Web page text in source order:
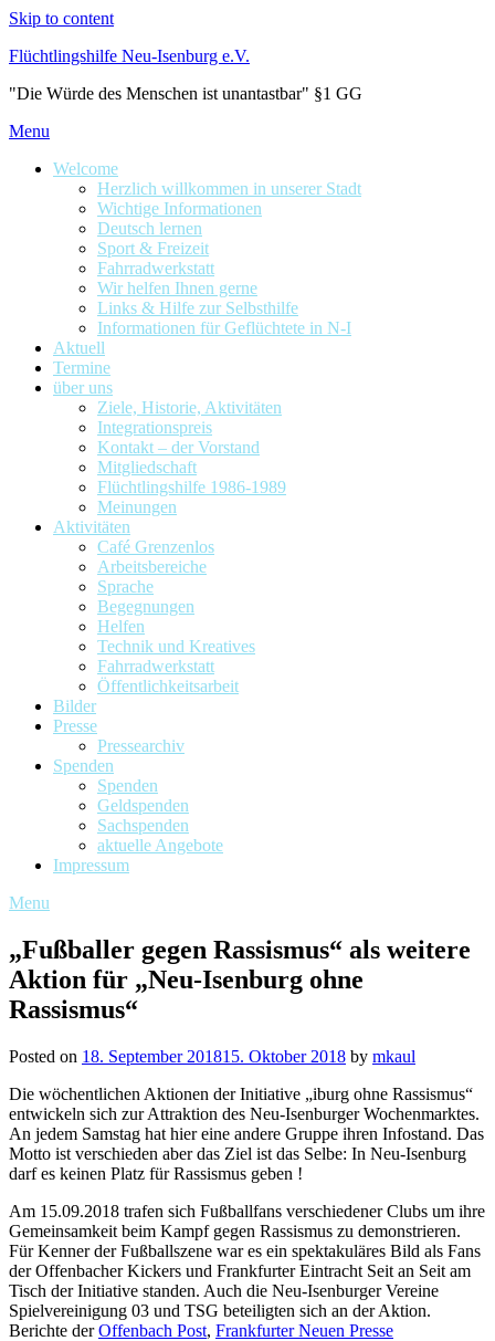
Skip to content
Flüchtlingshilfe Neu-Isenburg e.V.
"Die Würde des Menschen ist unantastbar" §1 GG
Menu
Welcome
Herzlich willkommen in unserer Stadt
Wichtige Informationen
Deutsch lernen
Sport & Freizeit
Fahrradwerkstatt
Wir helfen Ihnen gerne
Links & Hilfe zur Selbsthilfe
Informationen für Geflüchtete in N-I
Aktuell
Termine
über uns
Ziele, Historie, Aktivitäten
Integrationspreis
Kontakt – der Vorstand
Mitgliedschaft
Flüchtlingshilfe 1986-1989
Meinungen
Aktivitäten
Café Grenzenlos
Arbeitsbereiche
Sprache
Begegnungen
Helfen
Technik und Kreatives
Fahrradwerkstatt
Öffentlichkeitsarbeit
Bilder
Presse
Pressearchiv
Spenden
Spenden
Geldspenden
Sachspenden
aktuelle Angebote
Impressum
Menu
„Fußballer gegen Rassismus“ als weitere
Aktion für „Neu-Isenburg ohne
Rassismus“
Posted on 18. September 201815. Oktober 2018 by mkaul
Die wöchentlichen Aktionen der Initiative „iburg ohne Rassismus“
entwickeln sich zur Attraktion des Neu-Isenburger Wochenmarktes.
An jedem Samstag hat hier eine andere Gruppe ihren Infostand. Das
Motto ist verschieden aber das Ziel ist das Selbe: In Neu-Isenburg
darf es keinen Platz für Rassismus geben !
Am 15.09.2018 trafen sich Fußballfans verschiedener Clubs um ihre
Gemeinsamkeit beim Kampf gegen Rassismus zu demonstrieren.
Für Kenner der Fußballszene war es ein spektakuläres Bild als Fans
der Offenbacher Kickers und Frankfurter Eintracht Seit an Seit am
Tisch der Initiative standen. Auch die Neu-Isenburger Vereine
Spielvereinigung 03 und TSG beteiligten sich an der Aktion.
Berichte derOffenbach Post, Frankfurter Neuen Presse